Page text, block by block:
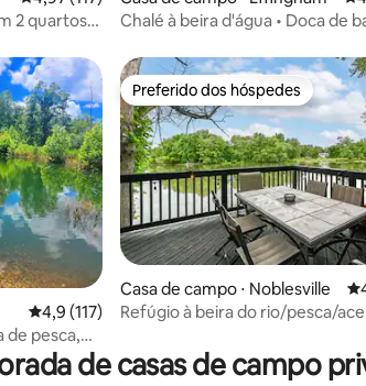
2 quartos,
Chalé à beira d'água • Doca de
dos hóspedes
4,9 de uma avaliação média de 5, 117
4,9 (117)
de pesca,
Preferido dos hóspedes
Preferido dos hóspedes
Casa de campo ⋅ Noblesville
Refúgio à beira do rio/pesca/
de casas de campo